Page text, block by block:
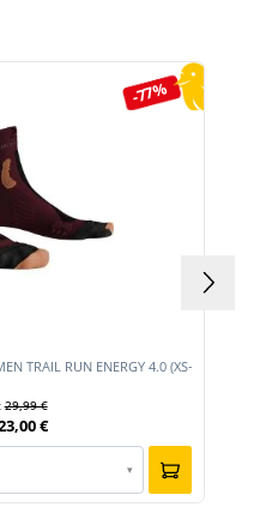
-77%
TRAIL RUN ENERGY 4.0 (XS-
29,99 €
€
▾